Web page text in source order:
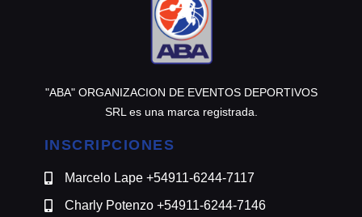
"ABA" ORGANIZACION DE EVENTOS DEPORTIVOS
SRL es una marca registrada.
INSCRIPCIONES
Marcelo Lape +54911-6244-7117
Charly Potenzo +54911-6244-7146